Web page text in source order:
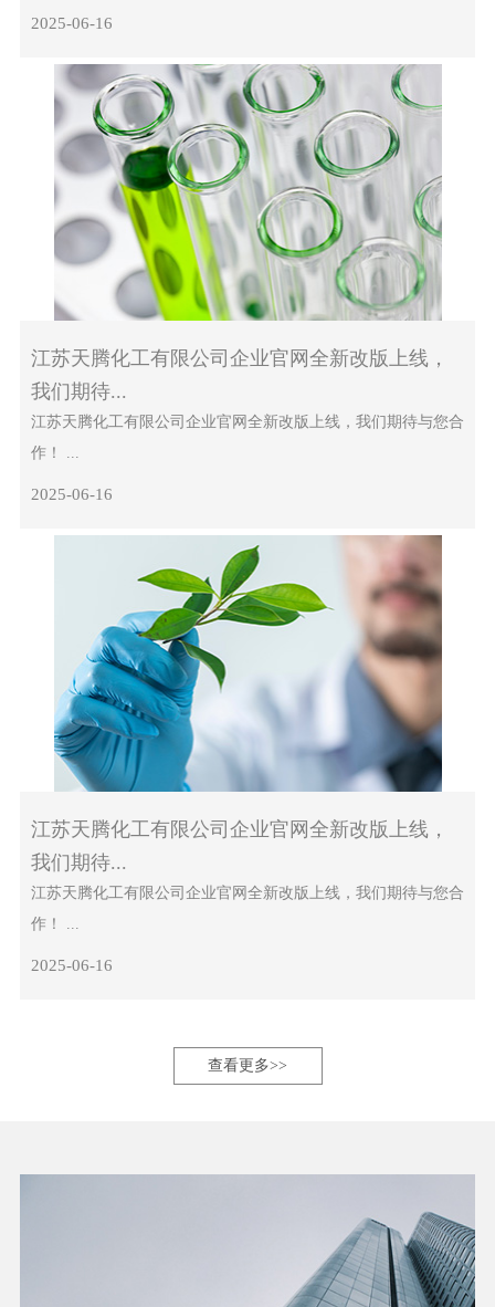
2025-06-16
江苏天腾化工有限公司企业官网全新改版上线，
我们期待...
江苏天腾化工有限公司企业官网全新改版上线，我们期待与您合
作！ ...
2025-06-16
江苏天腾化工有限公司企业官网全新改版上线，
我们期待...
江苏天腾化工有限公司企业官网全新改版上线，我们期待与您合
作！ ...
2025-06-16
查看更多>>